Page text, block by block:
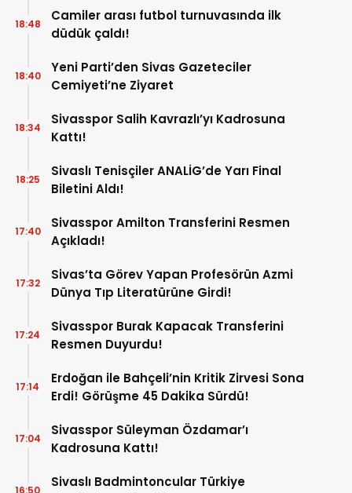
Camiler arası futbol turnuvasında ilk
düdük çaldı!
18:48
Yeni Parti’den Sivas Gazeteciler
Cemiyeti’ne Ziyaret
18:40
Sivasspor Salih Kavrazlı’yı Kadrosuna
Kattı!
18:34
Sivaslı Tenisçiler ANALİG’de Yarı Final
Biletini Aldı!
18:25
Sivasspor Amilton Transferini Resmen
Açıkladı!
17:40
Sivas’ta Görev Yapan Profesörün Azmi
Dünya Tıp Literatürüne Girdi!
17:32
Sivasspor Burak Kapacak Transferini
Resmen Duyurdu!
17:24
Erdoğan ile Bahçeli’nin Kritik Zirvesi Sona
Erdi! Görüşme 45 Dakika Sürdü!
17:14
Sivasspor Süleyman Özdamar’ı
Kadrosuna Kattı!
17:04
Sivaslı Badmintoncular Türkiye
16:50